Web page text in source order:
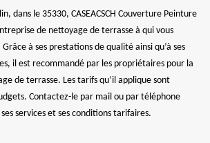
dans le 35330, CASEACSCH Couverture Peinture
de nettoyage de terrasse à qui vous
à ses prestations de qualité ainsi qu’à ses
il est recommandé par les propriétaires pour la
de terrasse. Les tarifs qu’il applique sont
Contactez-le par mail ou par téléphone
services et ses conditions tarifaires.